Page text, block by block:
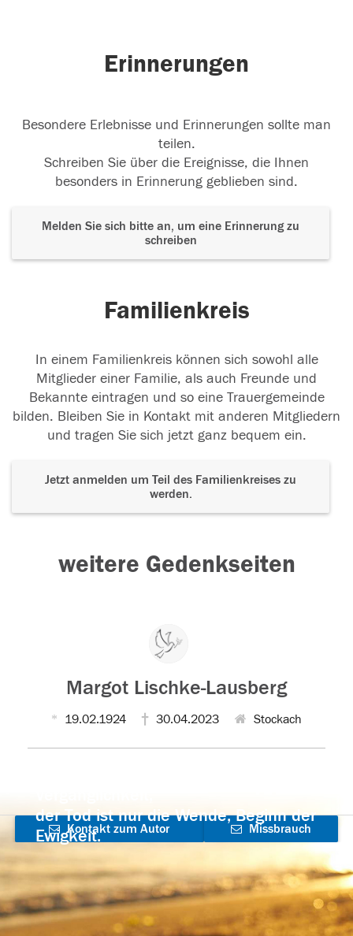
Erinnerungen
Besondere Erlebnisse und Erinnerungen sollte man
teilen.
Schreiben Sie über die Ereignisse, die Ihnen
besonders in Erinnerung geblieben sind.
Melden Sie sich bitte an, um eine Erinnerung zu
schreiben
Familienkreis
In einem Familienkreis können sich sowohl alle
Mitglieder einer Familie, als auch Freunde und
Bekannte eintragen und so eine Trauergemeinde
bilden. Bleiben Sie in Kontakt mit anderen Mitgliedern
und tragen Sie sich jetzt ganz bequem ein.
Jetzt anmelden um Teil des Familienkreises zu
werden.
weitere Gedenkseiten
Margot Lischke-Lausberg
19.02.1924 30.04.2023 Stockach
der Tod ist nur die Wende, Beginn der
Ewigkeit.
Kontakt zum Autor
aufnehmen
Missbrauch